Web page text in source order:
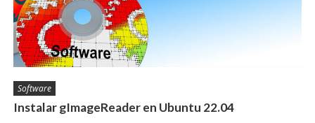
Software
Instalar gImageReader en Ubuntu 22.04